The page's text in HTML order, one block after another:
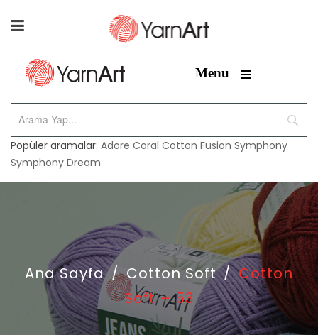
Menu ≡
Popüler aramalar: Adore Coral Cotton Fusion Symphony
Symphony Dream
Ana Sayfa / Cotton Soft / Cotton
Soft – 53